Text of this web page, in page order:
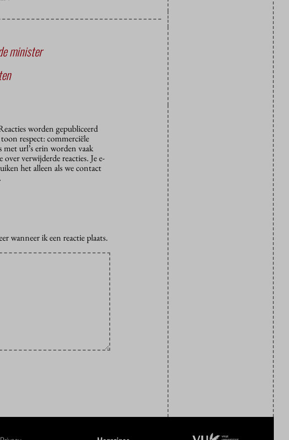
minister
worden gepubliceerd
respect: commerciële
url’s erin worden vaak
verwijderde reacties. Je e-
het alleen als we contact
.
wanneer ik een reactie plaats.